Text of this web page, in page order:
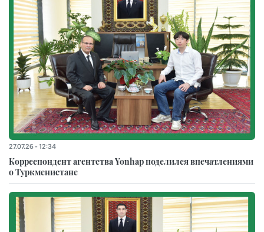
27.07.26 - 12:34
Корреспондент агентства Yonhap поделился впечатлениями
о Туркменистане